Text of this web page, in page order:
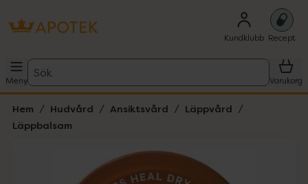
Kundklubb Recept
Meny
Sök
Varukorg
Hem Hudvård Ansiktsvård
Läppvård
Läppbalsam
Lista: . Innehåller 1 objekt.
Hoppa över Lista